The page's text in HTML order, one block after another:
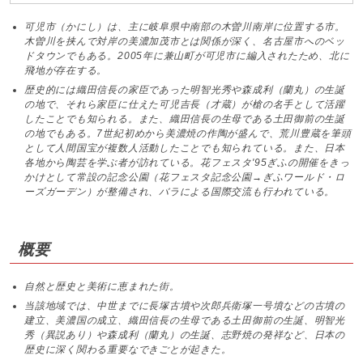
可児市（かにし）は、主に岐阜県中南部の木曽川南岸に位置する市。
木曽川を挟んで対岸の美濃加茂市とは関係が深く、名古屋市へのベッ
ドタウンでもある。2005年に兼山町が可児市に編入されたため、北に
飛地が存在する。
歴史的には織田信長の家臣であった明智光秀や森成利（蘭丸）の生誕
の地で、それら家臣に仕えた可児吉長（才蔵）が槍の名手として活躍
したことでも知られる。また、織田信長の生母である土田御前の生誕
の地でもある。7世紀初めから美濃焼の作陶が盛んで、荒川豊蔵を筆頭
として人間国宝が複数人活動したことでも知られている。また、日本
各地から陶芸を学ぶ者が訪れている。花フェスタ'95ぎふの開催をきっ
かけとして常設の記念公園（花フェスタ記念公園→ぎふワールド・ロ
ーズガーデン）が整備され、バラによる国際交流も行われている。
概要
自然と歴史と美術に恵まれた街。
当該地域では、中世までに長塚古墳や次郎兵衛塚一号墳などの古墳の
建立、美濃国の成立、織田信長の生母である土田御前の生誕、明智光
秀（異説あり）や森成利（蘭丸）の生誕、志野焼の発祥など、日本の
歴史に深く関わる重要なできごとが起きた。